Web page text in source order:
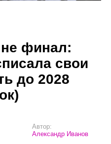
финал:
свои
до 2028
Автор:
Александр Иванов